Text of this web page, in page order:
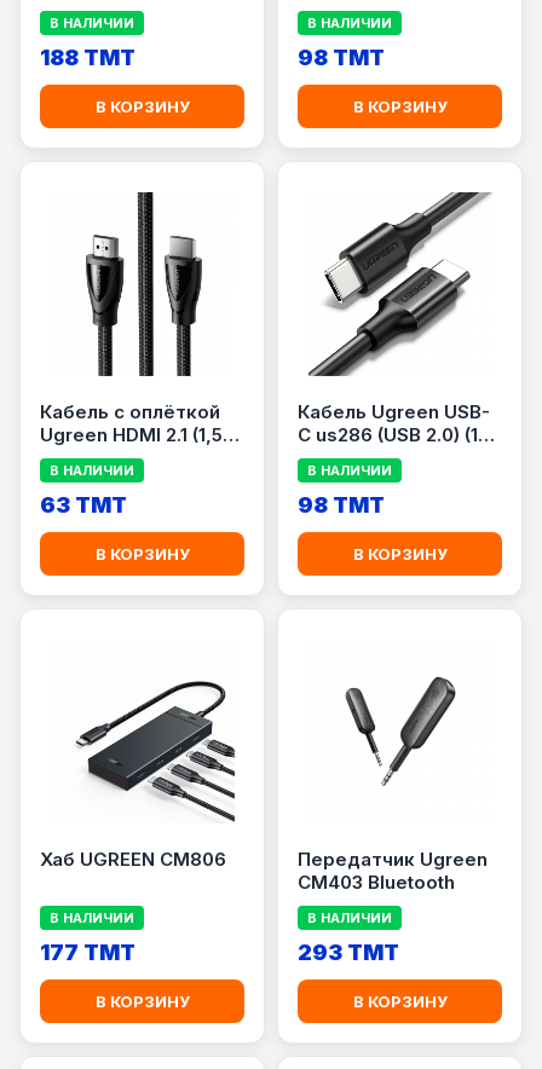
В НАЛИЧИИ
188 TMT
В КОРЗИНУ
В НАЛИЧИИ
98 TMT
В КОРЗИНУ
Кабель с оплёткой
Ugreen HDMI 2.1 (1,5
м) (HD140)
В НАЛИЧИИ
63 TMT
В КОРЗИНУ
Кабель Ugreen USB-
C us286 (USB 2.0) (1
м)
В НАЛИЧИИ
98 TMT
В КОРЗИНУ
Хаб UGREEN CM806
В НАЛИЧИИ
177 TMT
В КОРЗИНУ
Передатчик Ugreen
CM403 Bluetooth
В НАЛИЧИИ
293 TMT
В КОРЗИНУ